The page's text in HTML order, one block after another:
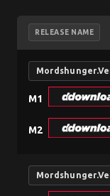
RELEASE NAME
M1
M2